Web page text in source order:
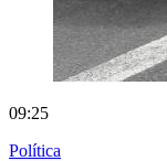
09:25
Política